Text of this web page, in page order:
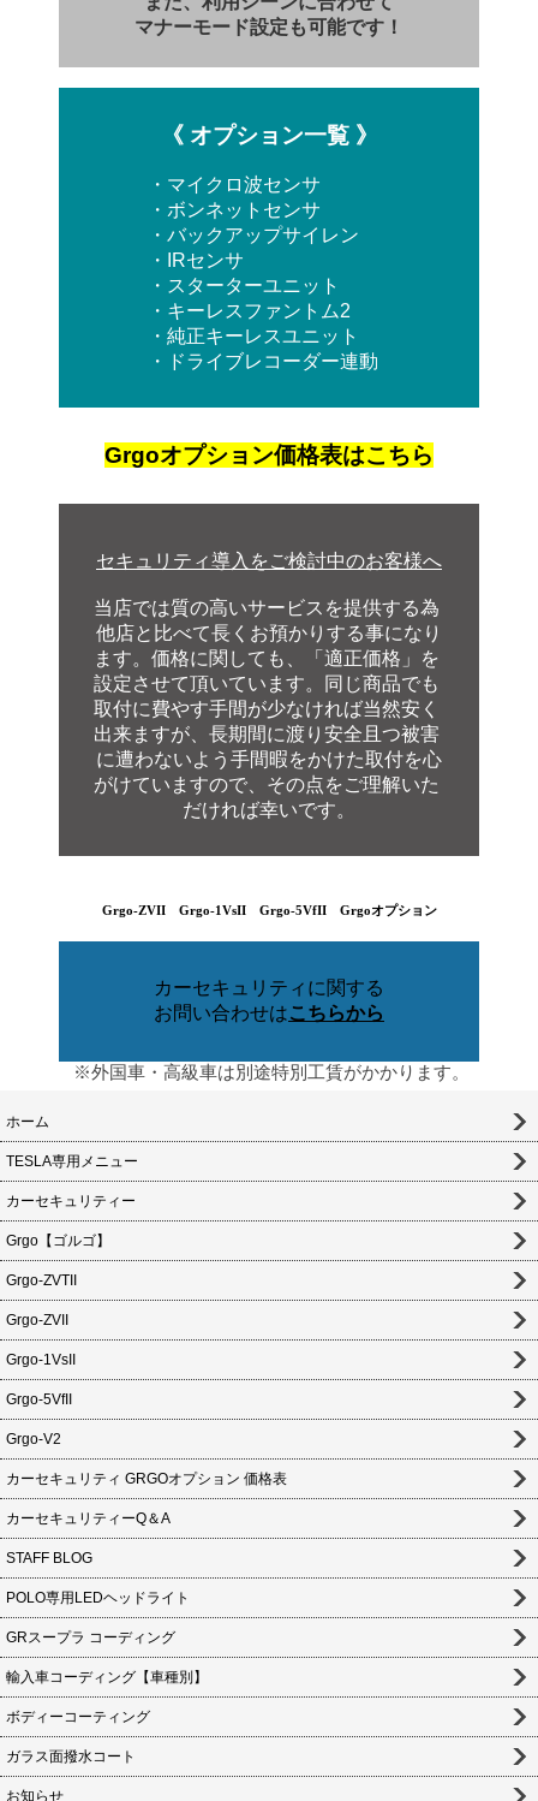
マナーモード設定も可能です！
《 オプション一覧 》
・マイクロ波センサ
・ボンネットセンサ
・バックアップサイレン
・IRセンサ
・スターターユニット
・キーレスファントム2
・純正キーレスユニット
・ドライブレコーダー連動
Grgoオプション価格表はこちら
セキュリティ導入をご検討中のお客様へ
当店では質の高いサービスを提供する為
他店と 比べて長くお預かりする事になり
ます。価格に関 しても、「適正価格」を
設定させて頂いています。
同じ商品でも
取付に費やす手間が少なければ当然安く
出来ますが、長期間に渡り安全且つ被害
に遭わないよう手間暇をかけた取付を心
がけてい ま すので、その点をご理解いた
だければ幸いです。
Grgo-ZVII Grgo-1VsII Grgo-5VfII Grgoオプション
カーセキュリティに関する
お問い合わせはこちらから
※外国車・高級車は別途特別工賃がかかります。
ホーム
TESLA専用メニュー
カーセキュリティー
Grgo【ゴルゴ】
Grgo-ZVTII
Grgo-ZVII
Grgo-1VsII
Grgo-5VfII
Grgo-V2
カーセキュリティ GRGOオプション 価格表
カーセキュリティーQ＆A
STAFF BLOG
POLO専用LEDヘッドライト
GRスープラ コーディング
輸入車コーディング【車種別】
ボディーコーティング
ガラス面撥水コート
お知らせ